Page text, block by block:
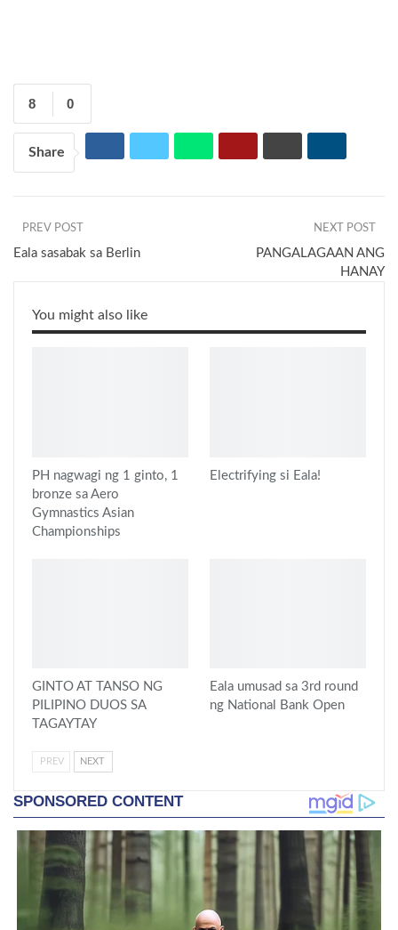
0
8
Share
PREV POST
Eala sasabak sa Berlin
NEXT POST
PANGALAGAAN ANG
HANAY
You might also like
PH nagwagi ng 1 ginto, 1
bronze sa Aero
Gymnastics Asian
Championships
Electrifying si Eala!
GINTO AT TANSO NG
PILIPINO DUOS SA
TAGAYTAY
Eala umusad sa 3rd round
ng National Bank Open
PREV NEXT